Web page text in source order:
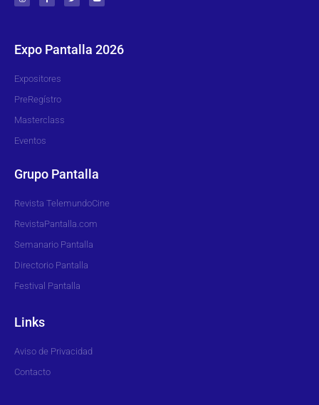
Expo Pantalla 2026
Expositores
PreRegístro
Masterclass
Eventos
Grupo Pantalla
Revista TelemundoCine
RevistaPantalla.com
Semanario Pantalla
Directorio Pantalla
Festival Pantalla
Links
Aviso de Privacidad
Contacto